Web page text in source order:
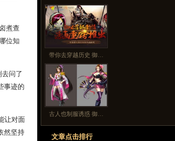
煮查
位知
问了
事迹的
让对面
然坚持
带你去穿越历史 御…
古人也制服诱惑 御…
文章点击排行